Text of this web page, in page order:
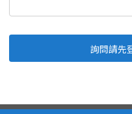
詢問請先